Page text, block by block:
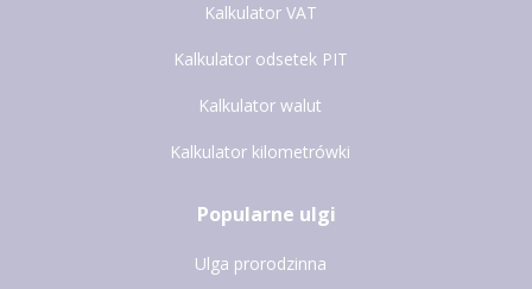
Kalkulator VAT
Kalkulator odsetek PIT
Kalkulator walut
Kalkulator kilometrówki
Popularne ulgi
Ulga prorodzinna